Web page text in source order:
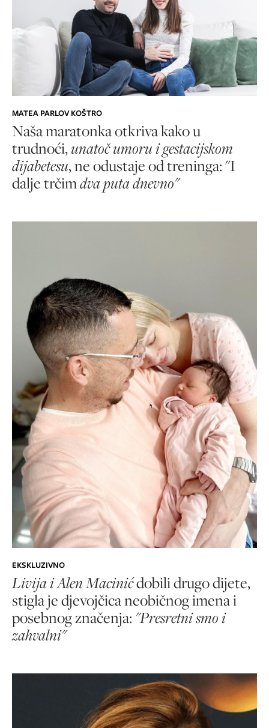
MATEA PARLOV KOŠTRO
Naša maratonka otkriva kako u
trudnoći,unatoč umoru i gestacijskom
dijabetesu, ne odustaje od treninga: "I
dalje trčimdva puta dnevno"
EKSKLUZIVNO
Livija i Alen Macinićdobili drugo dijete,
stigla je djevojčica neobičnog imena i
posebnog značenja: "Presretni smo i
zahvalni"